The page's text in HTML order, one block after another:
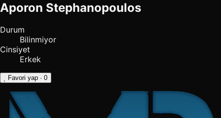
Aporon Stephanopoulos
Durum
Bilinmiyor
Cinsiyet
Erkek
Favori yap · 0